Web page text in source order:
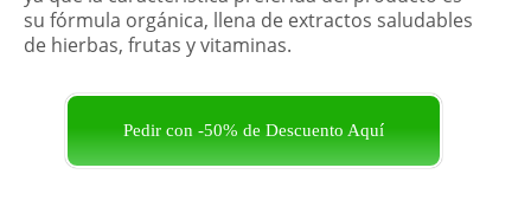
su fórmula orgánica, llena de extractos saludables
de hierbas, frutas y vitaminas.
Pedir con -50% de Descuento Aquí